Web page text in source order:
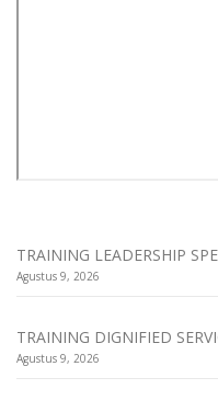
TRAINING LEADERSHIP
Agustus 9, 2026
TRAINING DIGNIFIED
Agustus 9, 2026